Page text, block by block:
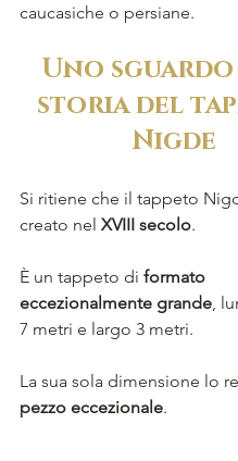
caucasiche o persiane.
Uno
storia del
Nigde
Si ritiene che il tappeto
creato nel XVIII secolo.
È un tappeto di formato
eccezionalmente grande,
7 metri e largo 3 metri.
La sua sola dimensione lo
pezzo eccezionale.